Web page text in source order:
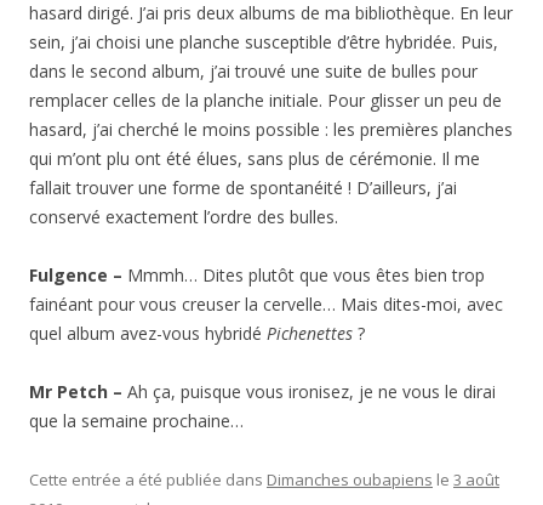
hasard dirigé. J’ai pris deux albums de ma bibliothèque. En leur
sein, j’ai choisi une planche susceptible d’être hybridée. Puis,
dans le second album, j’ai trouvé une suite de bulles pour
remplacer celles de la planche initiale. Pour glisser un peu de
hasard, j’ai cherché le moins possible : les premières planches
qui m’ont plu ont été élues, sans plus de cérémonie. Il me
fallait trouver une forme de spontanéité ! D’ailleurs, j’ai
conservé exactement l’ordre des bulles.
Fulgence – Mmmh… Dites plutôt que vous êtes bien trop
fainéant pour vous creuser la cervelle… Mais dites-moi, avec
quel album avez-vous hybridé Pichenettes ?
Mr Petch – Ah ça, puisque vous ironisez, je ne vous le dirai
que la semaine prochaine…
Cette entrée a été publiée dans Dimanches oubapiens le 3 août